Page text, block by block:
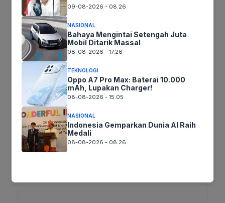
Jika keberatan atau harus diedit baik
Artikel maupun foto Silahkan
Terima Kasih
Ikuti kami :
09-08-2026 - 08.26
NASIONAL
Bahaya Mengintai Setengah Juta
Mobil Ditarik Massal
08-08-2026 - 17.26
TEKNOLOGI
Oppo A7 Pro Max: Baterai 10.000
mAh, Lupakan Charger!
08-08-2026 - 15.05
NASIONAL
Indonesia Gemparkan Dunia AI Raih
Medali
08-08-2026 - 08.26